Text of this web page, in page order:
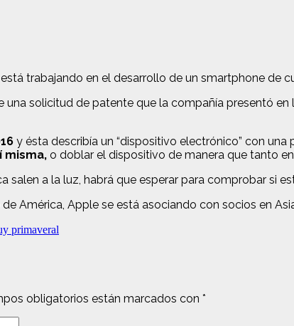
trabajando en el desarrollo de un smartphone de
solicitud de patente que la compañía presentó
y ésta describía un “dispositivo electrónico” con
misma, o doblar el dispositivo de manera que tanto
a la luz, habrá que esperar para comprobar si
América, Apple se está asociando con socios en
primaveral
obligatorios están marcados con *